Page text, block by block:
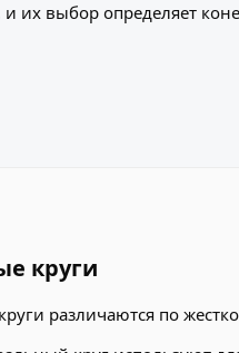
их выбор определяет
круги
различаются по